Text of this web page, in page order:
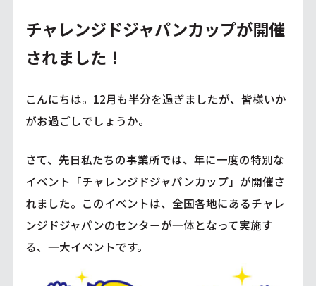
チャレンジドジャパンカップが開催
されました！
こんにちは。12月も半分を過ぎましたが、皆様いか
がお過ごしでしょうか。
さて、先日私たちの事業所では、年に一度の特別な
イベント「チャレンジドジャパンカップ」が開催さ
れました。このイベントは、全国各地にあるチャレ
ンジドジャパンのセンターが一体となって実施す
る、一大イベントです。